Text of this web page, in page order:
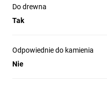
Do drewna
Tak
Odpowiednie do kamienia
Nie